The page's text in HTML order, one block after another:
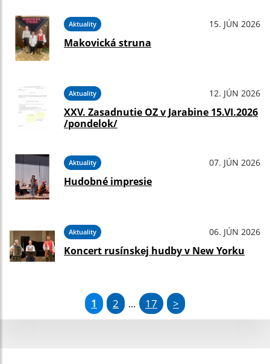
Aktuality 15. JÚN 2026
Makovická struna
Aktuality 12. JÚN 2026
XXV. Zasadnutie OZ v Jarabine 15.VI.2026
/pondelok/
Aktuality 07. JÚN 2026
Hudobné impresie
Aktuality 06. JÚN 2026
Koncert rusínskej hudby v New Yorku
1 2 ... 17 >